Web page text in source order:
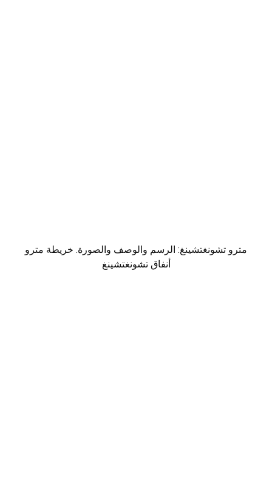
مترو تشونغتشينغ: الرسم والوصف والصورة. خريطة مترو
أنفاق تشونغتشينغ